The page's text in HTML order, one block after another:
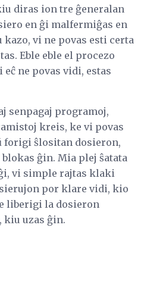
diras ion tre ĝeneralan
en ĝi malfermiĝas en
vi ne povas esti certa
Eble eble el procezo
ne povas vidi, estas
senpagaj programoj,
kreis, ke vi povas
forigi ŝlositan dosieron,
ĝin. Mia plej ŝatata
vi simple rajtas klaki
por klare vidi, kio
liberigi la dosieron
kiu uzas ĝin.